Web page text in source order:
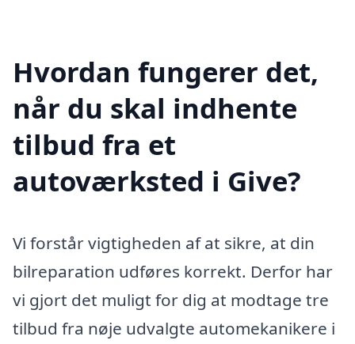
Hvordan fungerer det,
når du skal indhente
tilbud fra et
autoværksted i Give?
Vi forstår vigtigheden af at sikre, at din
bilreparation udføres korrekt. Derfor har
vi gjort det muligt for dig at modtage tre
tilbud fra nøje udvalgte automekanikere i